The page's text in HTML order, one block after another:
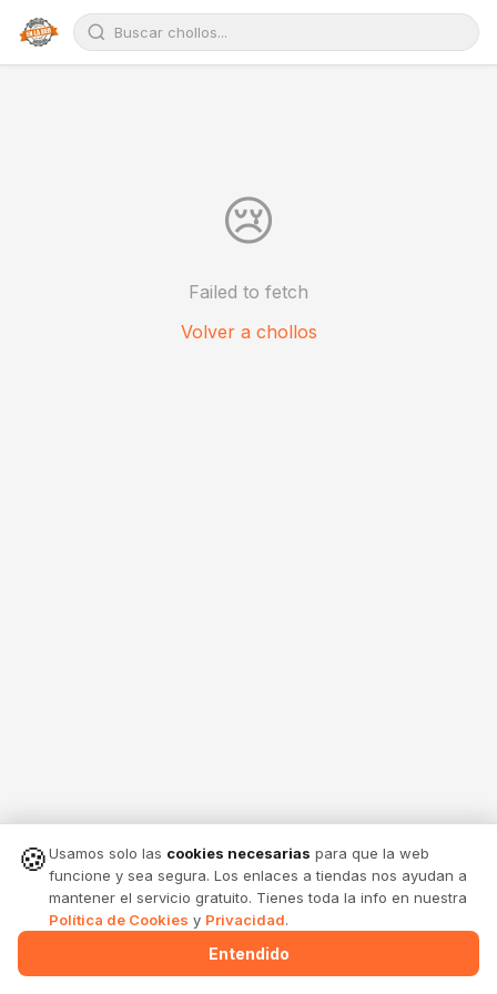
😢
Failed to fetch
Volver a chollos
Menu Alertas Comparte Entrar
🍪Usamos solo las cookies necesarias para que la web
funcione y sea segura. Los enlaces a tiendas nos ayudan a
mantener el servicio gratuito. Tienes toda la info en nuestra
Política de Cookies y Privacidad.
Entendido